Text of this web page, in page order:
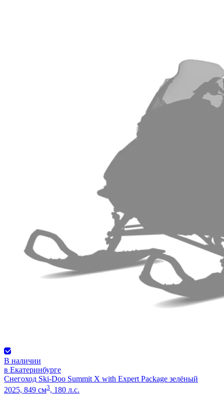
В наличии
в Екатеринбурге
Снегоход Ski-Doo Summit X with Expert Package зелёный
2025, 849 см3, 180 л.с.